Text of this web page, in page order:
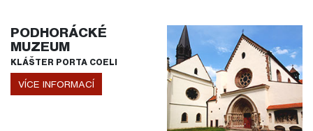
PODHORÁCKÉ
MUZEUM
KLÁŠTER PORTA COELI
VÍCE INFORMACÍ